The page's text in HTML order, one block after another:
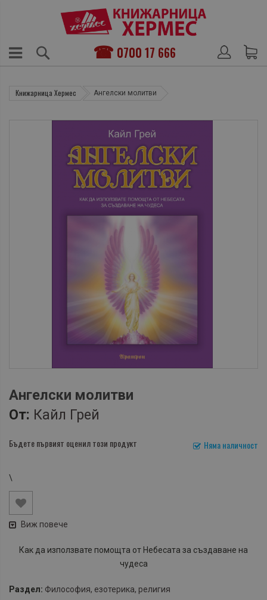
0700 17 666
Книжарница Хермес Ангелски молитви
Ангелски молитви
От: Кайл Грей
Няма наличност
Бъдете първият оценил този продукт
\
Виж повече
Как да използвате помощта от Небесата за създаване на
чудеса
Раздел: Философия, езотерика, религия